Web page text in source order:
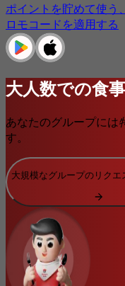
ポイントを貯めて使う
ロモコードを適用する
大人数での食
あなたのグループには
す。
大規模なグループのリクエ